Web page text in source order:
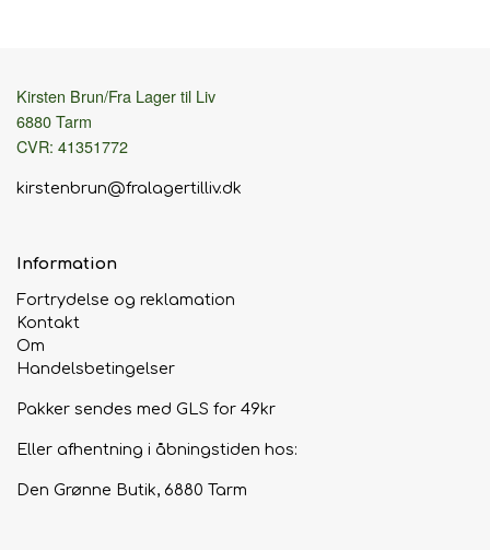
Kirsten Brun/Fra Lager til Liv
6880 Tarm
CVR: 41351772
kirstenbrun@fralagertilliv.dk
Information
Fortrydelse og reklamation
Kontakt
Om
Handelsbetingelser
Pakker sendes med GLS for 49kr
Eller afhentning i åbningstiden hos:
Den Grønne Butik, 6880 Tarm